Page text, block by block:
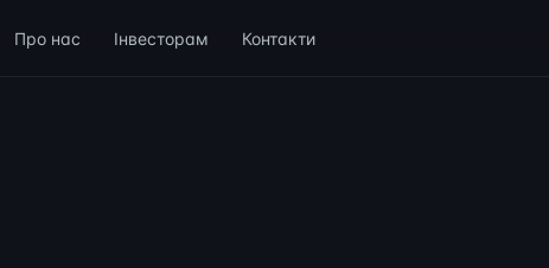
Про нас Інвесторам Контакти